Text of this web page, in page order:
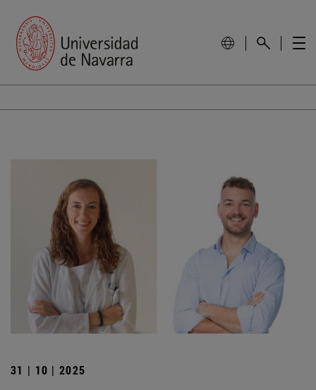
31 | 10 | 2025